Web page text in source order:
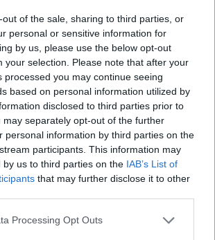
out of the sale, sharing to third parties, or
personal or sensitive information for
by us, please use the below opt-out
your selection. Please note that after your
processed you may continue seeing
based on personal information utilized by
disclosed to third parties prior to
may separately opt-out of the further
personal information by third parties on the
participants. This information may
by us to third parties on the IAB’s List of
that may further disclose it to other
Processing Opt Outs
Pociągiem z Polski do Włoch?!
Nowość od PKP Intercity! |